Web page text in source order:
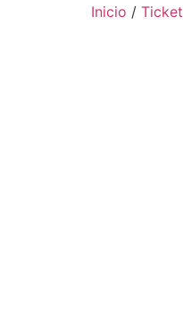
Inicio / Ticket